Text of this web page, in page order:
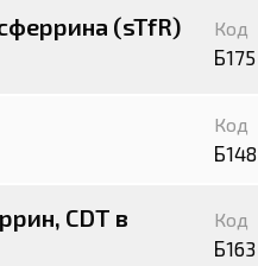
(sTfR)
Код
Б175
Код
Б148
CDT в
Код
Б163